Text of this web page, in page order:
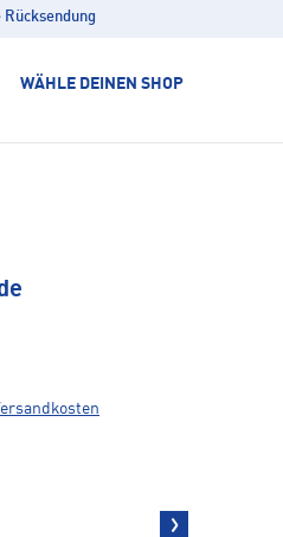
Rücksendung
WÄHLE DEINEN SHOP